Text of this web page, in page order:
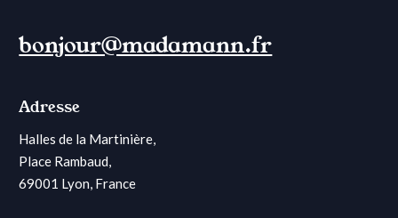
bonjour@madamann.fr
Adresse
Halles de la Martinière,
Place Rambaud,
69001 Lyon, France